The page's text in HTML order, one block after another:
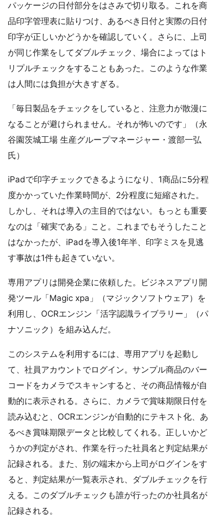
パッケージの日付部分をはさみで切り取る。これを商
品印字管理表に貼りつけ、あるべき日付と実際の日付
印字が正しいかどうかを確認していく。さらに、上司
が同じ作業をしてダブルチェック、場合によってはト
リプルチェックをすることもあった。このような作業
は人間には負担が大きすぎる。
「毎日製品をチェックをしていると、注意力が散漫に
なることが避けられません。それが怖いのです」（永
谷園茨城工場 生産グループマネージャー・渡部一弘
氏）
iPadで印字チェックできるようになり、1商品に5分程
度かかっていた作業時間が、2分程度に短縮された。
しかし、それは導入の主目的ではない。もっとも重要
なのは「確実である」こと。これまでもそうしたこと
はなかったが、iPadを導入後1年半、印字ミスを見逃
す事故は1件も起きていない。
専用アプリは開発企業に依頼した。ビジネスアプリ開
発ツール「Magic xpa」（マジックソフトウェア）を
利用し、OCRエンジン「活字認識ライブラリー」（パ
ナソニック）を組み込んだ。
このシステムを利用するには、専用アプリを起動し
て、社員アカウントでログイン。サンプル商品のバー
コードをカメラでスキャンすると、その商品情報が自
動的に表示される。さらに、カメラで賞味期限日付を
読み込むと、OCRエンジンが自動的にテキスト化、あ
るべき賞味期限データと比較してくれる。正しいかど
うかの判定がされ、作業を行った社員名と判定結果が
記録される。また、別の端末から上司がログインをす
ると、判定結果が一覧表示され、ダブルチェックを行
える。このダブルチェックも誰が行ったのか社員名が
記録される。